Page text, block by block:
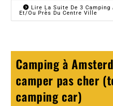
Lire La Suite De 3 Camping
Et/ou Près Du Centre Ville
Camping à
camper pas cher
camping car)